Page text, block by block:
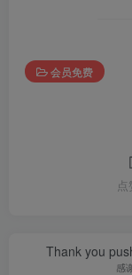
会员免费
点
Thank you
感